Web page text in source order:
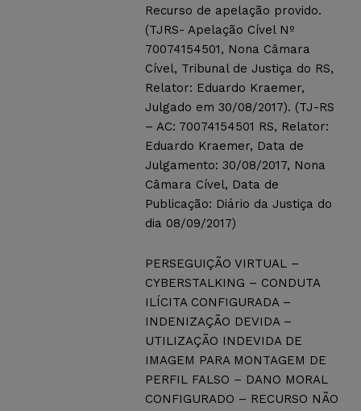
Recurso de apelação provido.
(TJRS- Apelação Cível Nº
70074154501, Nona Câmara
Cível, Tribunal de Justiça do RS,
Relator: Eduardo Kraemer,
Julgado em 30/08/2017). (TJ-RS
– AC: 70074154501 RS, Relator:
Eduardo Kraemer, Data de
Julgamento: 30/08/2017, Nona
Câmara Cível, Data de
Publicação: Diário da Justiça do
dia 08/09/2017)
PERSEGUIÇÃO VIRTUAL –
CYBERSTALKING – CONDUTA
ILÍCITA CONFIGURADA –
INDENIZAÇÃO DEVIDA –
UTILIZAÇÃO INDEVIDA DE
IMAGEM PARA MONTAGEM DE
PERFIL FALSO – DANO MORAL
CONFIGURADO – RECURSO NÃO